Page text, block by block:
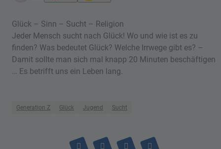
Glück – Sinn – Sucht – Religion
Jeder Mensch sucht nach Glück! Wo und wie ist es zu
finden? Was bedeutet Glück? Welche Irrwege gibt es? –
Damit sollte man sich mal knapp 20 Minuten beschäftigen
… Es betrifft uns ein Leben lang.
Generation Z Glück Jugend Sucht